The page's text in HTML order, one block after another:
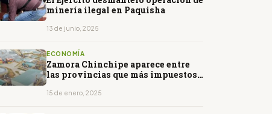
minería ilegal en Paquisha
13 de junio, 2025
ECONOMÍA
Zamora Chinchipe aparece entre
las provincias que más impuestos
15 de enero, 2025